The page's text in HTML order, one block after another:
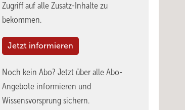
Zugriff auf alle Zusatz-Inhalte zu
bekommen.
Jetzt informieren
Noch kein Abo? Jetzt über alle Abo-
Angebote informieren und
Wissensvorsprung sichern.